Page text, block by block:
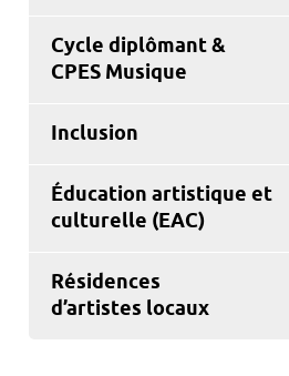
Cycle diplômant &
CPES Musique
Inclusion
Éducation artistique et
culturelle (EAC)
Résidences
d’artistes locaux